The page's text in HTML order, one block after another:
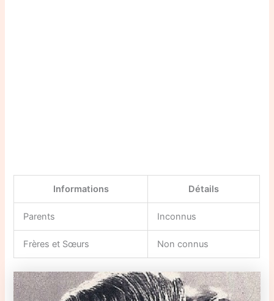
Informations Détails
Parents Inconnus
Frères et Sœurs Non connus